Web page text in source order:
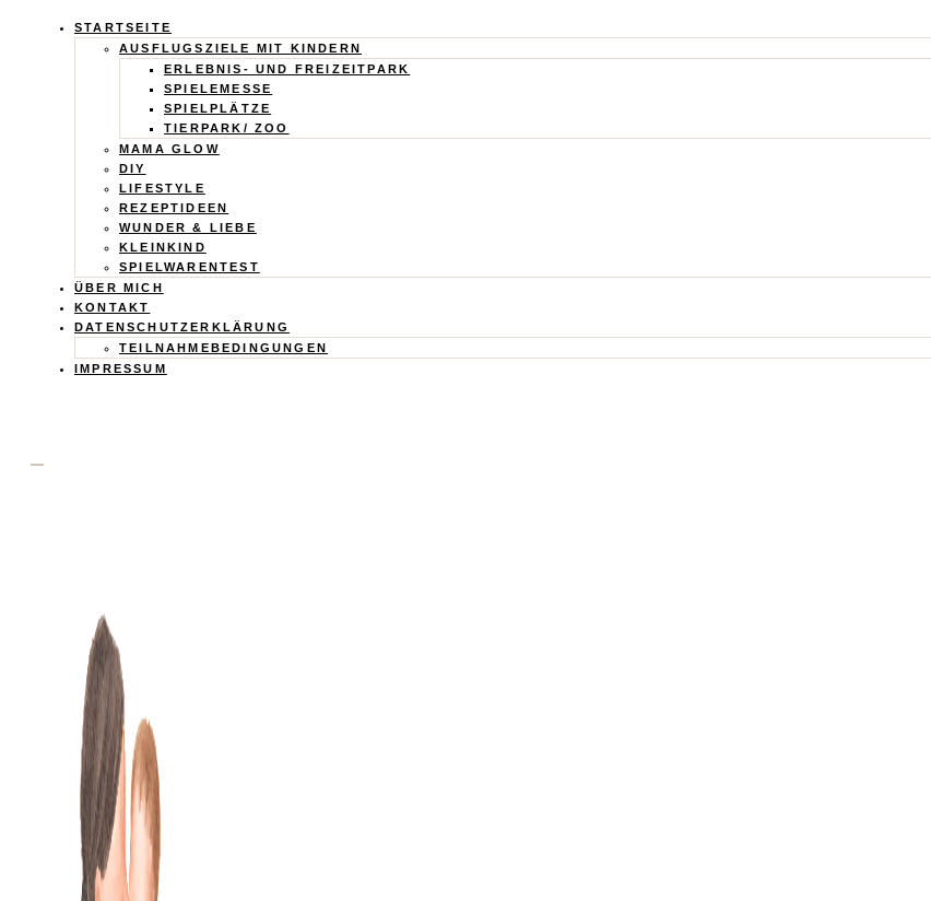
Calistas
Traum
STARTSEITE
AUSFLUGSZIELE MIT KINDERN
ERLEBNIS- UND FREIZEITPARK
SPIELEMESSE
SPIELPLÄTZE
TIERPARK/ ZOO
MAMA GLOW
DIY
LIFESTYLE
REZEPTIDEEN
WUNDER & LIEBE
KLEINKIND
SPIELWARENTEST
ÜBER MICH
KONTAKT
DATENSCHUTZERKLÄRUNG
TEILNAHMEBEDINGUNGEN
IMPRESSUM